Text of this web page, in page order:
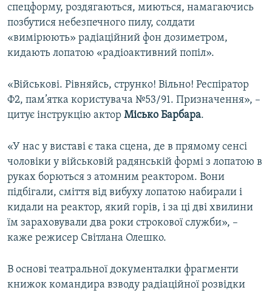
спецформу, роздягаються, миються, намагаючись
позбутися небезпечного пилу, солдати
«вимірюють» радіаційний фон дозиметром,
кидають лопатою «радіоактивний попіл».
«Військові. Рівняйсь, струнко! Вільно! Респіратор
Ф2, пам’ятка користувача №53/91. Призначення», –
цитує інструкцію актор Місько Барбара.
«У нас у виставі є така сцена, де в прямому сенсі
чоловіки у військовій радянській формі з лопатою в
руках борються з атомним реактором. Вони
підбігали, сміття від вибуху лопатою набирали і
кидали на реактор, який горів, і за ці дві хвилини
їм зараховували два роки строкової служби», –
каже режисер Світлана Олешко.
В основі театральної документалки фрагменти
книжок командира взводу радіаційної розвідки